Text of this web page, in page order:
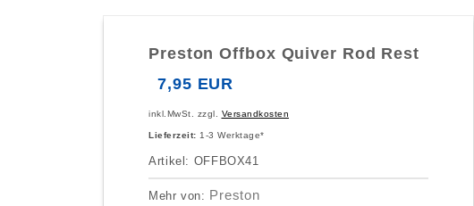
Preston Offbox Quiver Rod Rest
7,95 EUR
inkl.MwSt. zzgl. Versandkosten
Lieferzeit: 1-3 Werktage*
Artikel: OFFBOX41
Mehr von: Preston